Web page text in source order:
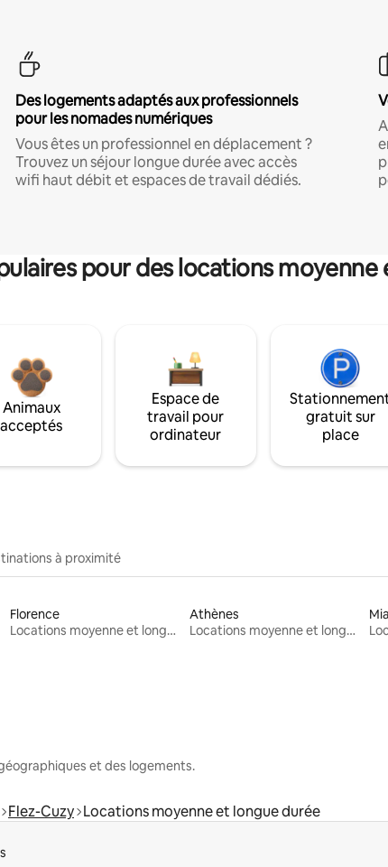
Des logements adaptés aux professionnels
pour les nomades numériques
Vous êtes un professionnel en déplacement ?
Trouvez un séjour longue durée avec accès
wifi haut débit et espaces de travail dédiés.
pour des locations
Animaux
acceptés
Espace de
travail pour
ordinateur
gratuit sur
place
à proximité
Florence
Locations moyenne et longue durée
Athènes
Locations moyenne et longue durée
et des logements.
Flez-Cuzy Locations moyenne et longue durée